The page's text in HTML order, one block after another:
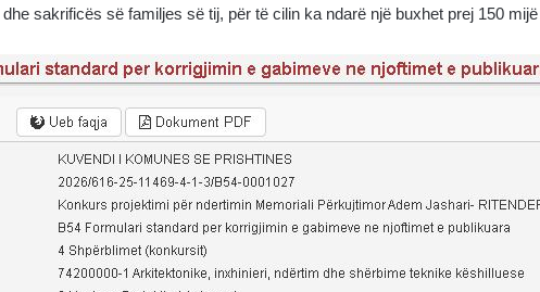
sakrificës së familjes së tij, për të cilin ka ndarë një buxhet prej 150